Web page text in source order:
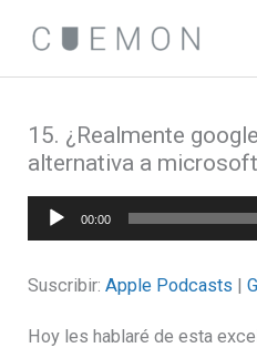
contenido
15. ¿Realmente
alternativa a
Reproductor
de
audio
00:00
Suscribir:Apple Podcasts |
Hoy les hablaré de esta